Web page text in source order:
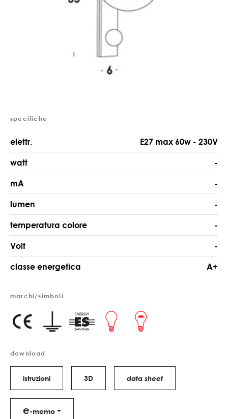
specifiche
elettr. E27 max 60w - 230V
watt -
mA -
lumen -
temperatura colore -
Volt -
classe energetica A+
marchi/simboli
download
istruzioni 3D data sheet
e-memo